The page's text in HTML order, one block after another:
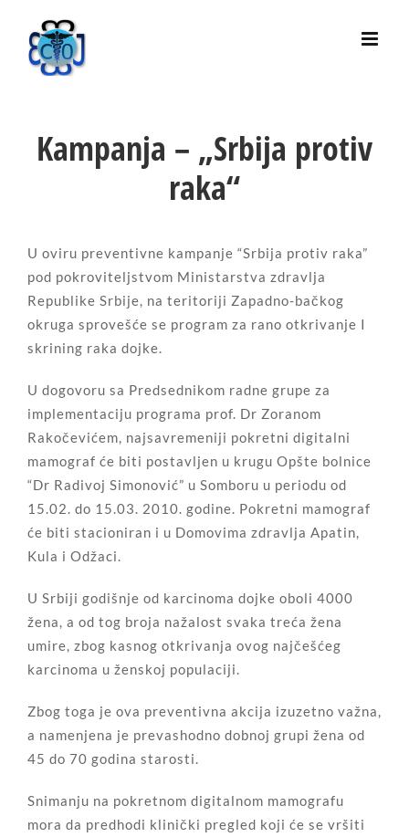
content
Kampanja – „Srbija protiv
raka“
U oviru preventivne kampanje “Srbija protiv raka”
pod pokroviteljstvom Ministarstva zdravlja
Republike Srbije, na teritoriji Zapadno-bačkog
okruga sprovešće se program za rano otkrivanje I
skrining raka dojke.
U dogovoru sa Predsednikom radne grupe za
implementaciju programa prof. Dr Zoranom
Rakočevićem, najsavremeniji pokretni digitalni
mamograf će biti postavljen u krugu Opšte bolnice
“Dr Radivoj Simonović” u Somboru u periodu od
15.02. do 15.03. 2010. godine. Pokretni mamograf
će biti stacioniran i u Domovima zdravlja Apatin,
Kula i Odžaci.
U Srbiji godišnje od karcinoma dojke oboli 4000
žena, a od tog broja nažalost svaka treća žena
umire, zbog kasnog otkrivanja ovog najčešćeg
karcinoma u ženskoj populaciji.
Zbog toga je ova preventivna akcija izuzetno važna,
a namenjena je prevashodno dobnoj grupi žena od
45 do 70 godina starosti.
Snimanju na pokretnom digitalnom mamografu
mora da predhodi klinički pregled koji će se vršiti